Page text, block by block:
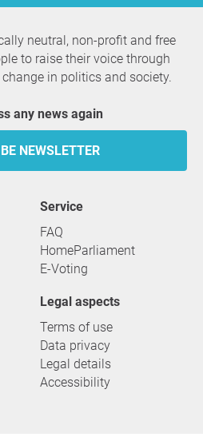
neutral, non-profit and free
to raise their voice through
in politics and society.
any news again
NEWSLETTER
service
FAQ
HomeParliament
E-Voting
Legal aspects
Terms of use
Data privacy
Legal details
Accessibility